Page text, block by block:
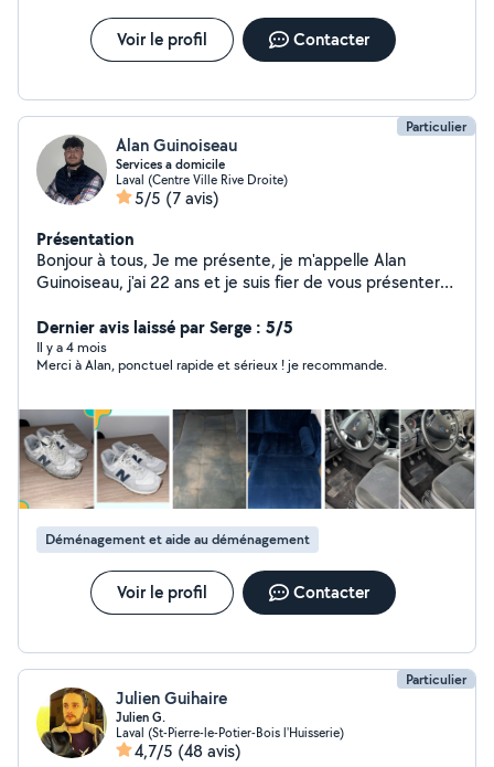
question ou demande. Je vous répondrai avec plaisir ! À
bientôt.
choses bien. Leur efficacité, leur gentillesse et leur implication
ont été appréciées par absolument tout le monde.
Franchement, vous pouvez compter sur Nataël les yeux
Voir le profil Contacter
Particulier
Alan Guinoiseau
Services a domicile
Laval (Centre Ville Rive Droite)
5/5 (7 avis)
Présentation
Bonjour à tous, Je me présente, je m'appelle Alan
Guinoiseau, j'ai 22 ans et je suis fier de vous présenter
domicile. Je propose également du nettoyage de
canapé et de sneakers / chaussures à domicile.
Dernier avis laissé par Serge : 5/5
Il y a 4 mois
Merci à Alan, ponctuel rapide et sérieux ! je recommande.
Déménagement et aide au déménagement
Voir le profil Contacter
Particulier
Julien Guihaire
Julien G.
Laval (St-Pierre-le-Potier-Bois l'Huisserie)
4,7/5 (48 avis)